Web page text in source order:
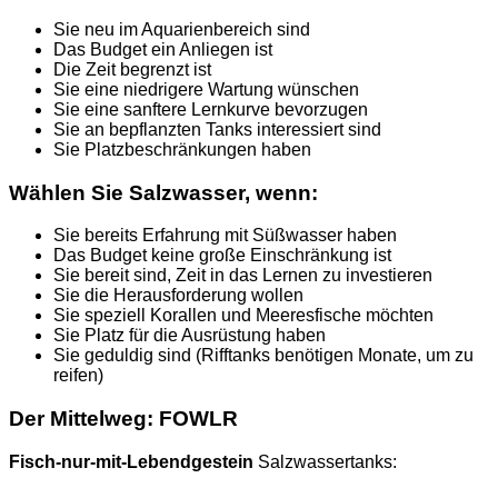
Sie neu im Aquarienbereich sind
Das Budget ein Anliegen ist
Die Zeit begrenzt ist
Sie eine niedrigere Wartung wünschen
Sie eine sanftere Lernkurve bevorzugen
Sie an bepflanzten Tanks interessiert sind
Sie Platzbeschränkungen haben
Wählen Sie Salzwasser, wenn:
Sie bereits Erfahrung mit Süßwasser haben
Das Budget keine große Einschränkung ist
Sie bereit sind, Zeit in das Lernen zu investieren
Sie die Herausforderung wollen
Sie speziell Korallen und Meeresfische möchten
Sie Platz für die Ausrüstung haben
Sie geduldig sind (Rifftanks benötigen Monate, um zu
reifen)
Der Mittelweg: FOWLR
Fisch-nur-mit-Lebendgestein Salzwassertanks: